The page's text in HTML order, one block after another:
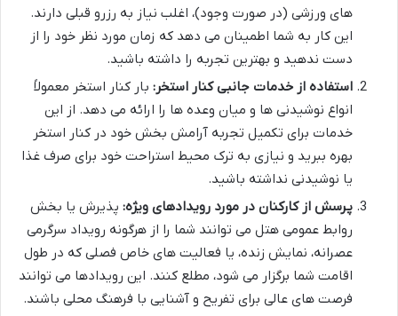
های ورزشی (در صورت وجود)، اغلب نیاز به رزرو قبلی دارند.
این کار به شما اطمینان می دهد که زمان مورد نظر خود را از
دست ندهید و بهترین تجربه را داشته باشید.
استفاده از خدمات جانبی کنار استخر: بار کنار استخر معمولاً
انواع نوشیدنی ها و میان وعده ها را ارائه می دهد. از این
خدمات برای تکمیل تجربه آرامش بخش خود در کنار استخر
بهره ببرید و نیازی به ترک محیط استراحت خود برای صرف غذا
یا نوشیدنی نداشته باشید.
پرسش از کارکنان در مورد رویدادهای ویژه: پذیرش یا بخش
روابط عمومی هتل می توانند شما را از هرگونه رویداد سرگرمی
عصرانه، نمایش زنده، یا فعالیت های خاص فصلی که در طول
اقامت شما برگزار می شود، مطلع کنند. این رویدادها می توانند
فرصت های عالی برای تفریح و آشنایی با فرهنگ محلی باشند.